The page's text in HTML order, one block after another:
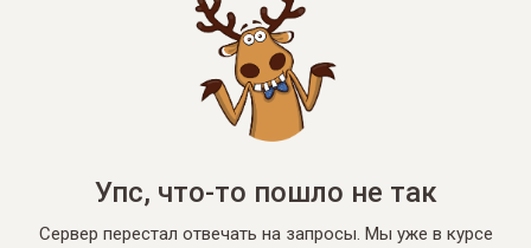
Упс, что-то пошло не так
Сервер перестал отвечать на запросы. Мы уже в курсе